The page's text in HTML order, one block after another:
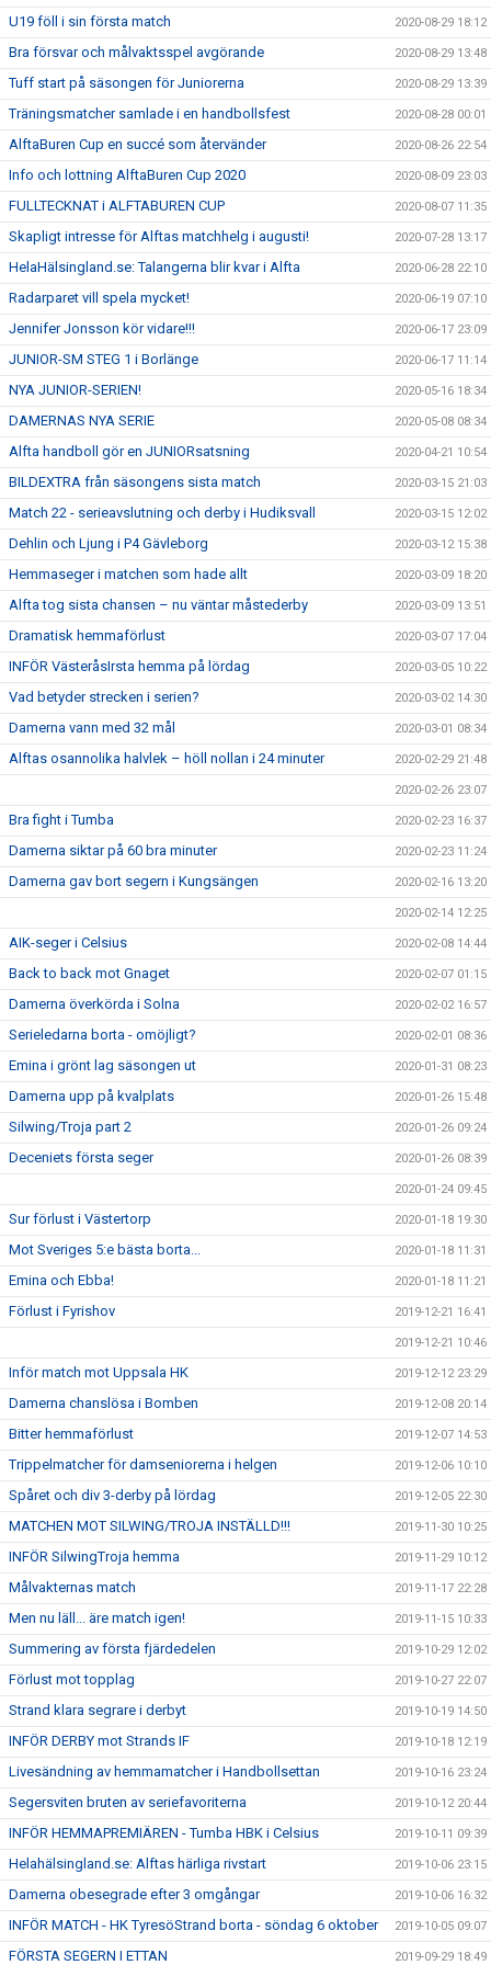
U19 föll i sin första match 2020-08-29 18:12
Bra försvar och målvaktsspel avgörande 2020-08-29 13:48
Tuff start på säsongen för Juniorerna 2020-08-29 13:39
Träningsmatcher samlade i en handbollsfest 2020-08-28 00:01
AlftaBuren Cup en succé som återvänder 2020-08-26 22:54
Info och lottning AlftaBuren Cup 2020 2020-08-09 23:03
FULLTECKNAT i ALFTABUREN CUP 2020-08-07 11:35
Skapligt intresse för Alftas matchhelg i augusti! 2020-07-28 13:17
HelaHälsingland.se: Talangerna blir kvar i Alfta 2020-06-28 22:10
Radarparet vill spela mycket! 2020-06-19 07:10
Jennifer Jonsson kör vidare!!! 2020-06-17 23:09
JUNIOR-SM STEG 1 i Borlänge 2020-06-17 11:14
NYA JUNIOR-SERIEN! 2020-05-16 18:34
DAMERNAS NYA SERIE 2020-05-08 08:34
Alfta handboll gör en JUNIORsatsning 2020-04-21 10:54
BILDEXTRA från säsongens sista match 2020-03-15 21:03
Match 22 - serieavslutning och derby i Hudiksvall 2020-03-15 12:02
Dehlin och Ljung i P4 Gävleborg 2020-03-12 15:38
Hemmaseger i matchen som hade allt 2020-03-09 18:20
Alfta tog sista chansen – nu väntar måstederby 2020-03-09 13:51
Dramatisk hemmaförlust 2020-03-07 17:04
INFÖR VästeråsIrsta hemma på lördag 2020-03-05 10:22
Vad betyder strecken i serien? 2020-03-02 14:30
Damerna vann med 32 mål 2020-03-01 08:34
Alftas osannolika halvlek – höll nollan i 24 minuter 2020-02-29 21:48
2020-02-26 23:07
Bra fight i Tumba 2020-02-23 16:37
Damerna siktar på 60 bra minuter 2020-02-23 11:24
Damerna gav bort segern i Kungsängen 2020-02-16 13:20
2020-02-14 12:25
AIK-seger i Celsius 2020-02-08 14:44
Back to back mot Gnaget 2020-02-07 01:15
Damerna överkörda i Solna 2020-02-02 16:57
Serieledarna borta - omöjligt? 2020-02-01 08:36
Emina i grönt lag säsongen ut 2020-01-31 08:23
Damerna upp på kvalplats 2020-01-26 15:48
Silwing/Troja part 2 2020-01-26 09:24
Deceniets första seger 2020-01-26 08:39
2020-01-24 09:45
Sur förlust i Västertorp 2020-01-18 19:30
Mot Sveriges 5:e bästa borta... 2020-01-18 11:31
Emina och Ebba! 2020-01-18 11:21
Förlust i Fyrishov 2019-12-21 16:41
2019-12-21 10:46
Inför match mot Uppsala HK 2019-12-12 23:29
Damerna chanslösa i Bomben 2019-12-08 20:14
Bitter hemmaförlust 2019-12-07 14:53
Trippelmatcher för damseniorerna i helgen 2019-12-06 10:10
Spåret och div 3-derby på lördag 2019-12-05 22:30
MATCHEN MOT SILWING/TROJA INSTÄLLD!!! 2019-11-30 10:25
INFÖR SilwingTroja hemma 2019-11-29 10:12
Målvakternas match 2019-11-17 22:28
Men nu läll... äre match igen! 2019-11-15 10:33
Summering av första fjärdedelen 2019-10-29 12:02
Förlust mot topplag 2019-10-27 22:07
Strand klara segrare i derbyt 2019-10-19 14:50
INFÖR DERBY mot Strands IF 2019-10-18 12:19
Livesändning av hemmamatcher i Handbollsettan 2019-10-16 23:24
Segersviten bruten av seriefavoriterna 2019-10-12 20:44
INFÖR HEMMAPREMIÄREN - Tumba HBK i Celsius 2019-10-11 09:39
Helahälsingland.se: Alftas härliga rivstart 2019-10-06 23:15
Damerna obesegrade efter 3 omgångar 2019-10-06 16:32
INFÖR MATCH - HK TyresöStrand borta - söndag 6 oktober 2019-10-05 09:07
FÖRSTA SEGERN I ETTAN 2019-09-29 18:49